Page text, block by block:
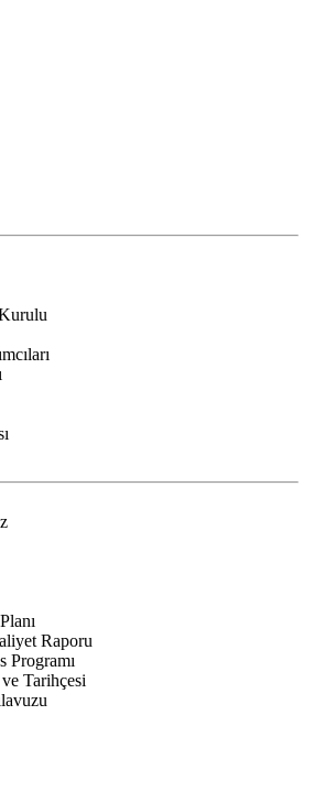
Raporu
Programı
Tarihçesi